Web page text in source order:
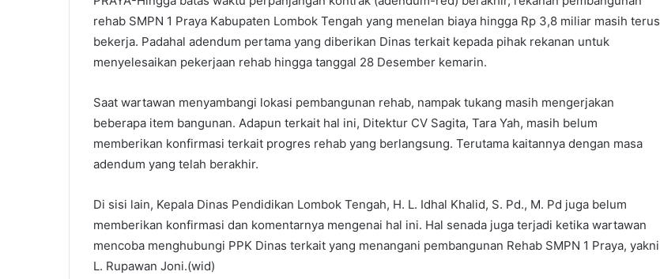
rehab SMPN 1 Praya Kabupaten Lombok Tengah yang menelan biaya hingga Rp 3,8 miliar masih terus
bekerja. Padahal adendum pertama yang diberikan Dinas terkait kepada pihak rekanan untuk
menyelesaikan pekerjaan rehab hingga tanggal 28 Desember kemarin.
Saat wartawan menyambangi lokasi pembangunan rehab, nampak tukang masih mengerjakan
beberapa item bangunan. Adapun terkait hal ini, Ditektur CV Sagita, Tara Yah, masih belum
memberikan konfirmasi terkait progres rehab yang berlangsung. Terutama kaitannya dengan masa
adendum yang telah berakhir.
Di sisi lain, Kepala Dinas Pendidikan Lombok Tengah, H. L. Idhal Khalid, S. Pd., M. Pd juga belum
memberikan konfirmasi dan komentarnya mengenai hal ini. Hal senada juga terjadi ketika wartawan
mencoba menghubungi PPK Dinas terkait yang menangani pembangunan Rehab SMPN 1 Praya, yakni
L. Rupawan Joni.(wid)